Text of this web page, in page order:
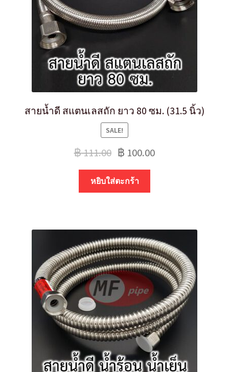
สายน้ำดี สแตนเลสถัก ยาว 80 ซม. (31.5 นิ้ว)
SALE!
฿111.00 ฿ 100.00
หยิบใส่ตะกร้า